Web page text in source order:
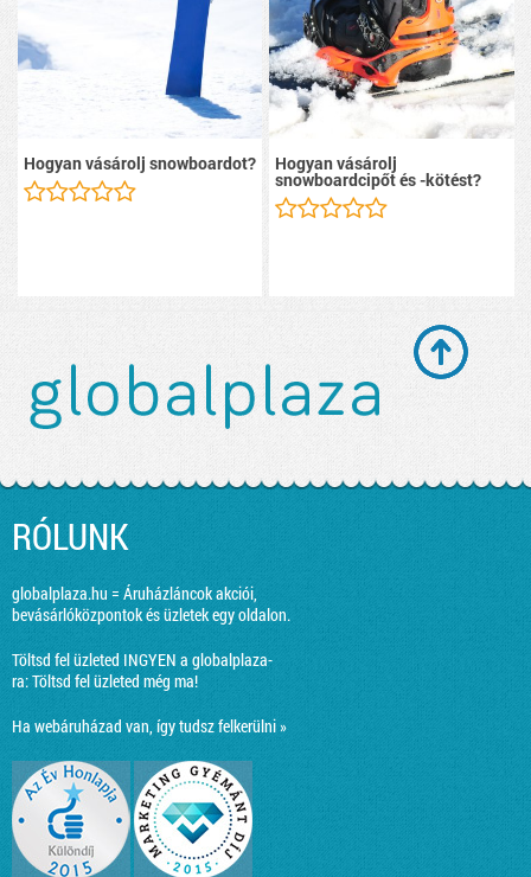
Hogyan vásárolj snowboardot? Hogyan vásárolj
snowboardcipőt és -kötést?
RÓLUNK
globalplaza.hu = Áruházláncok akciói,
bevásárlóközpontok és üzletek egy oldalon.
Töltsd fel üzleted INGYEN a globalplaza-
ra:Töltsd fel üzleted még ma!
Ha webáruházad van, így tudsz felkerülni »